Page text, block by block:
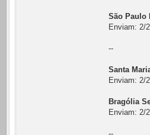
São Paulo
Enviam: 2/
--
Santa
Enviam: 2/
Bragólia
Enviam: 2/